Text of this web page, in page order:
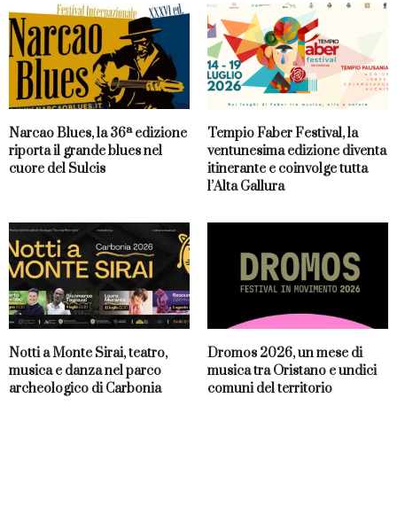
Narcao Blues, la 36ª edizione
riporta il grande blues nel
cuore del Sulcis
Tempio Faber Festival, la
ventunesima edizione diventa
itinerante e coinvolge tutta
l’Alta Gallura
Notti a Monte Sirai, teatro,
musica e danza nel parco
archeologico di Carbonia
Dromos 2026, un mese di
musica tra Oristano e undici
comuni del territorio